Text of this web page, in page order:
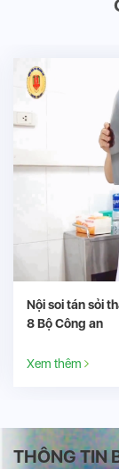
Nội soi tán sỏi
8 Bộ Công an
Xem thêm
THÔNG TIN